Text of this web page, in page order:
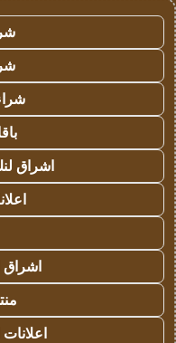
اشراق
اشراق
اعلانات